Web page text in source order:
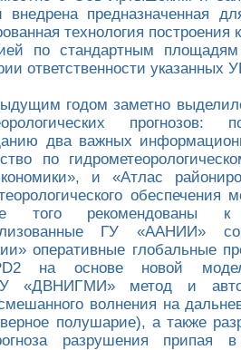
предназначенная
технология построения
по стандартным
ответственности указанных
годом заметно
прогнозов:
два важных
по
и «Атлас
обеспечения
того рекомендованы к
ГУ «ААНИИ»
оперативные глобальные
на основе новой
«ДВНИГМИ» метод и
волнения на
полушарие), а также
разрушения припая